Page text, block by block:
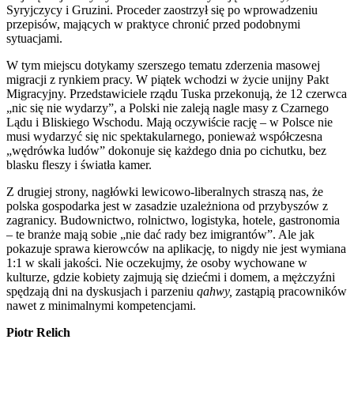
Syryjczycy i Gruzini. Proceder zaostrzył się po wprowadzeniu
przepisów, mających w praktyce chronić przed podobnymi
sytuacjami.
W tym miejscu dotykamy szerszego tematu zderzenia masowej
migracji z rynkiem pracy. W piątek wchodzi w życie unijny Pakt
Migracyjny. Przedstawiciele rządu Tuska przekonują, że 12 czerwca
„nic się nie wydarzy”, a Polski nie zaleją nagle masy z Czarnego
Lądu i Bliskiego Wschodu. Mają oczywiście rację – w Polsce nie
musi wydarzyć się nic spektakularnego, ponieważ współczesna
„wędrówka ludów” dokonuje się każdego dnia po cichutku, bez
blasku fleszy i światła kamer.
Z drugiej strony, nagłówki lewicowo-liberalnych straszą nas, że
polska gospodarka jest w zasadzie uzależniona od przybyszów z
zagranicy. Budownictwo, rolnictwo, logistyka, hotele, gastronomia
– te branże mają sobie „nie dać rady bez imigrantów”. Ale jak
pokazuje sprawa kierowców na aplikację, to nigdy nie jest wymiana
1:1 w skali jakości. Nie oczekujmy, że osoby wychowane w
kulturze, gdzie kobiety zajmują się dziećmi i domem, a mężczyźni
spędzają dni na dyskusjach i parzeniu qahwy, zastąpią pracowników
nawet z minimalnymi kompetencjami.
Piotr Relich